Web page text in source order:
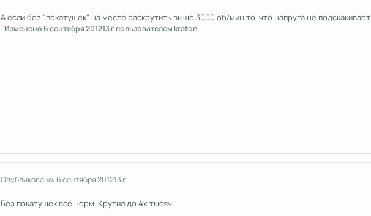
А если без "покатушек" на месте раскрутить выше 3000 об/мин,то ,что напруга не
Изменено 6 сентября 201213 гпользователем kraton
Опубликовано: 6 сентября 201213 г
Без покатушек всё норм. Крутил до 4х тысяч